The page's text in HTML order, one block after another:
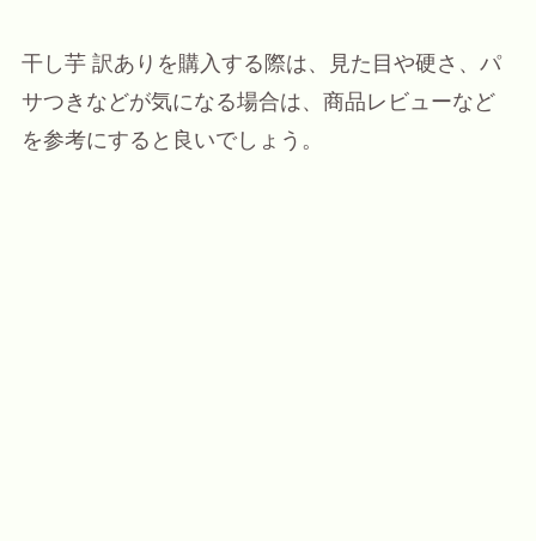
干し芋 訳ありを購入する際は、見た目や硬さ、パ
サつきなどが気になる場合は、商品レビューなど
を参考にすると良いでしょう。